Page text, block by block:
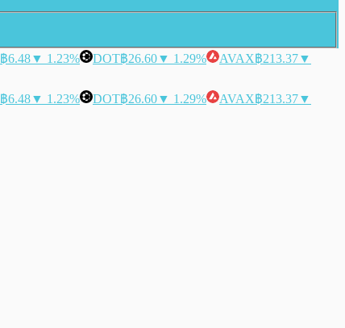
฿6.48▼ 1.23% DOT฿26.60▼ 1.29% AVAX฿213.37▼
฿6.48▼ 1.23% DOT฿26.60▼ 1.29% AVAX฿213.37▼